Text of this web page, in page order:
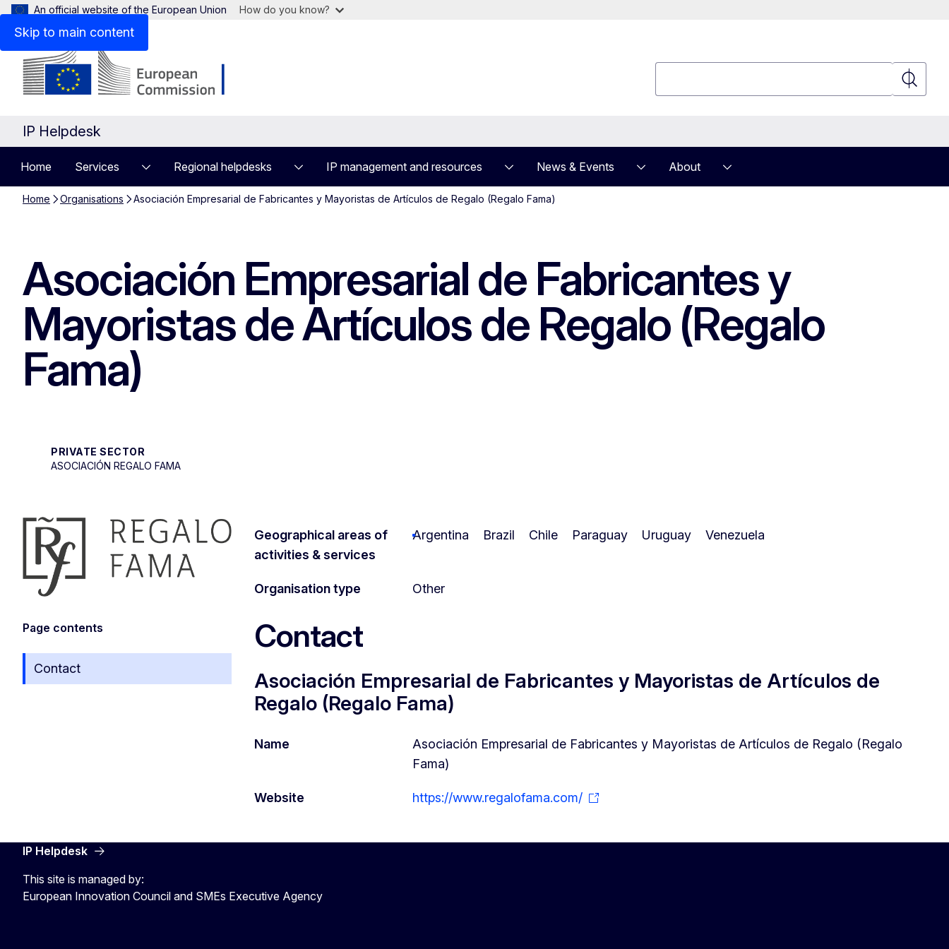
Skip to main content
An official website of the European Union How do you know?
Search
IP Helpdesk
Home Services Regional helpdesks IP management and resources News & Events About
Home Organisations Asociación Empresarial de Fabricantes y Mayoristas de Artículos de Regalo (Regalo Fama)
Asociación Empresarial de Fabricantes y
Mayoristas de Artículos de Regalo (Regalo
Fama)
PRIVATE SECTOR
ASOCIACIÓN REGALO FAMA
Page contents
Contact
Geographical areas of
activities & services
Argentina Brazil Chile Paraguay Uruguay Venezuela
Organisation type Other
Contact
Asociación Empresarial de Fabricantes y Mayoristas de Artículos de
Regalo (Regalo Fama)
Name
Asociación Empresarial de Fabricantes y Mayoristas de Artículos de Regalo (Regalo
Fama)
Website https://www.regalofama.com/
IP Helpdesk
This site is managed by:
European Innovation Council and SMEs Executive Agency